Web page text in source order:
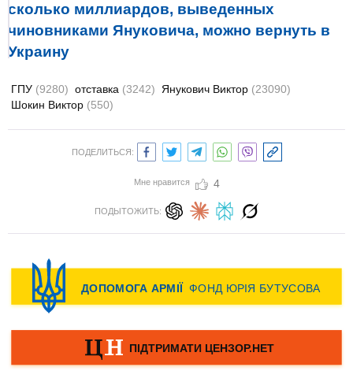
сколько миллиардов, выведенных
чиновниками Януковича, можно вернуть в
Украину
ГПУ (9280) отставка (3242) Янукович Виктор (23090)
Шокин Виктор (550)
ПОДЕЛИТЬСЯ:
Мне нравится 4
ПОДЫТОЖИТЬ: